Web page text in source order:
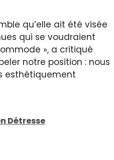
qu’elle ait été visée
qui se voudraient
», a critiqué
notre position : nous
esthétiquement
Détresse